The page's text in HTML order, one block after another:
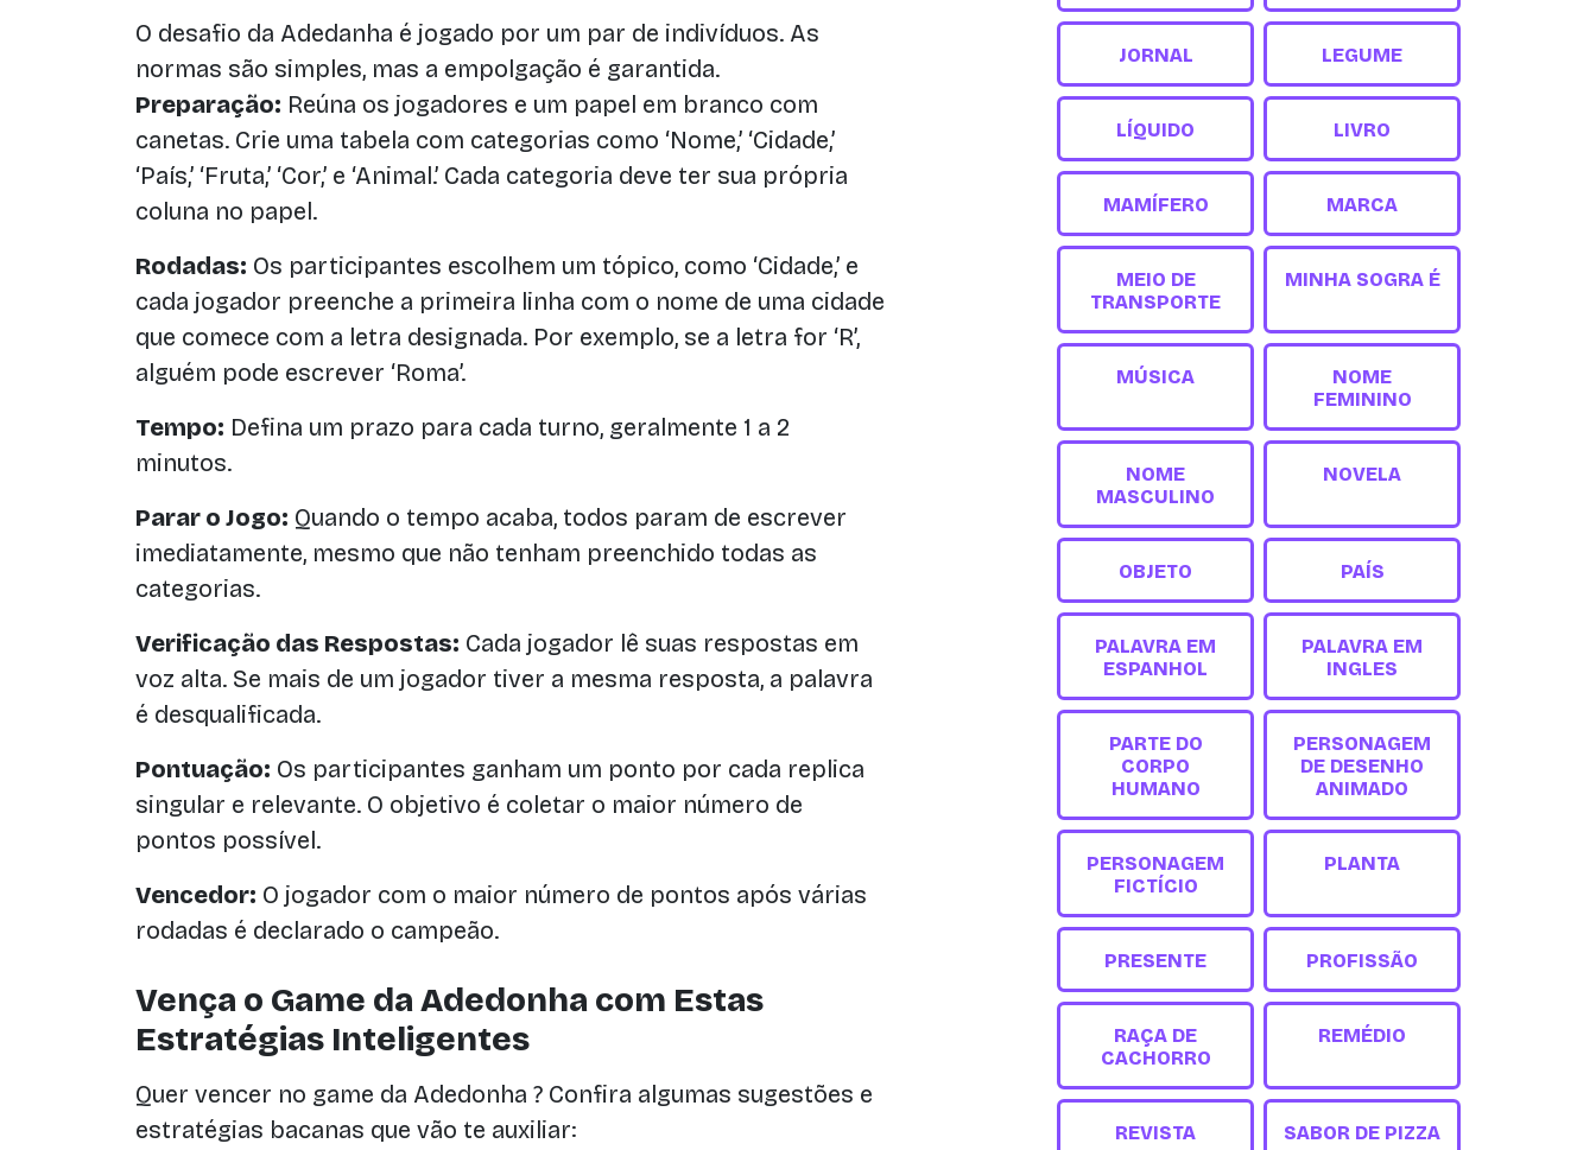
O desafio da Adedanha é jogado por um par de indivíduos. As
normas são simples, mas a empolgação é garantida.
Preparação: Reúna os jogadores e um papel em branco com
canetas. Crie uma tabela com categorias como ‘Nome,’ ‘Cidade,’
‘País,’ ‘Fruta,’ ‘Cor,’ e ‘Animal.’ Cada categoria deve ter sua própria
coluna no papel.
Rodadas: Os participantes escolhem um tópico, como ‘Cidade,’ e
cada jogador preenche a primeira linha com o nome de uma cidade
que comece com a letra designada. Por exemplo, se a letra for ‘R’,
alguém pode escrever ‘Roma’.
Tempo: Defina um prazo para cada turno, geralmente 1 a 2
minutos.
Parar o Jogo: Quando o tempo acaba, todos param de escrever
imediatamente, mesmo que não tenham preenchido todas as
categorias.
Verificação das Respostas: Cada jogador lê suas respostas em
voz alta. Se mais de um jogador tiver a mesma resposta, a palavra
é desqualificada.
Pontuação: Os participantes ganham um ponto por cada replica
singular e relevante. O objetivo é coletar o maior número de
pontos possível.
Vencedor: O jogador com o maior número de pontos após várias
rodadas é declarado o campeão.
Vença o Game da Adedonha com Estas
Estratégias Inteligentes
Quer vencer no game da Adedonha ? Confira algumas sugestões e
estratégias bacanas que vão te auxiliar:
JORNAL LEGUME
LÍQUIDO LIVRO
MAMÍFERO MARCA
MEIO DE
TRANSPORTE
MINHA SOGRA É
MÚSICA
NOME
FEMININO
NOME
MASCULINO
NOVELA
OBJETO PAÍS
PALAVRA EM
ESPANHOL
PALAVRA EM
INGLES
PARTE DO
CORPO
HUMANO
PERSONAGEM
DE DESENHO
ANIMADO
PERSONAGEM
FICTÍCIO
PLANTA
PRESENTE PROFISSÃO
RAÇA DE
CACHORRO
REMÉDIO
REVISTA SABOR DE PIZZA